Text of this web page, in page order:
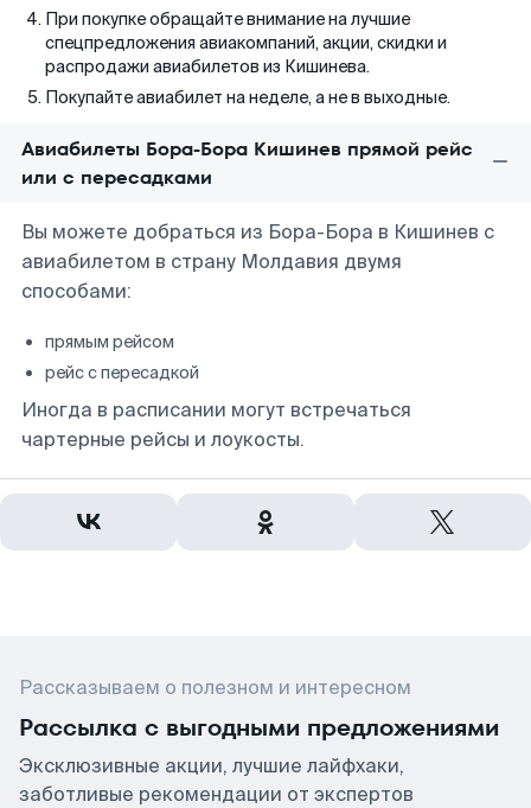
При покупке обращайте внимание на лучшие
спецпредложения авиакомпаний, акции, скидки и
распродажи авиабилетов из Кишинева.
Покупайте авиабилет на неделе, а не в выходные.
Авиабилеты Бора-Бора Кишинев прямой рейс
или с пересадками
Вы можете добраться из Бора-Бора в Кишинев с
авиабилетом в страну Молдавия двумя
способами:
прямым рейсом
рейс с пересадкой
Иногда в расписании могут встречаться
чартерные рейсы и лоукосты.
Рассказываем о полезном и интересном
Рассылка с выгодными предложениями
Эксклюзивные акции, лучшие лайфхаки,
заботливые рекомендации от экспертов